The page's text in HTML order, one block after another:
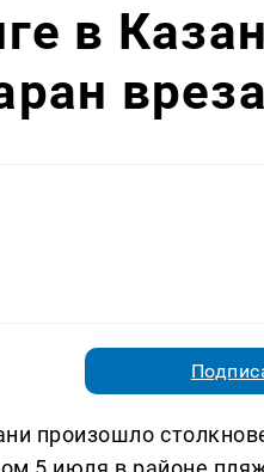
в
произошло